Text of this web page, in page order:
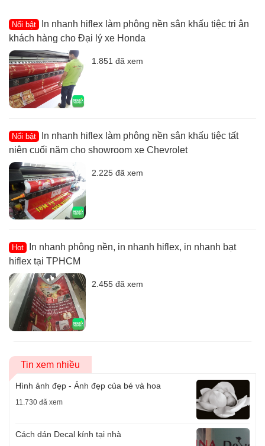
Nổi bật
In nhanh hiflex làm phông nền sân khấu tiệc tri ân
khách hàng cho Đại lý xe Honda
1.851 đã xem
Nổi bật
In nhanh hiflex làm phông nền sân khấu tiệc tất
niên cuối năm cho showroom xe Chevrolet
2.225 đã xem
Hot
In nhanh phông nền, in nhanh hiflex, in nhanh bạt
hiflex tại TPHCM
2.455 đã xem
Tin xem nhiều
Hình ảnh đẹp - Ảnh đẹp của bé và hoa
11.730 đã xem
Cách dán Decal kính tại nhà